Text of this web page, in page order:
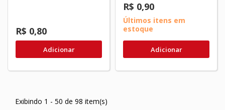
R$ 0,80
Adicionar
R$ 0,90
Últimos itens em
estoque
Adicionar
Exibindo 1 - 50 de 98 item(s)